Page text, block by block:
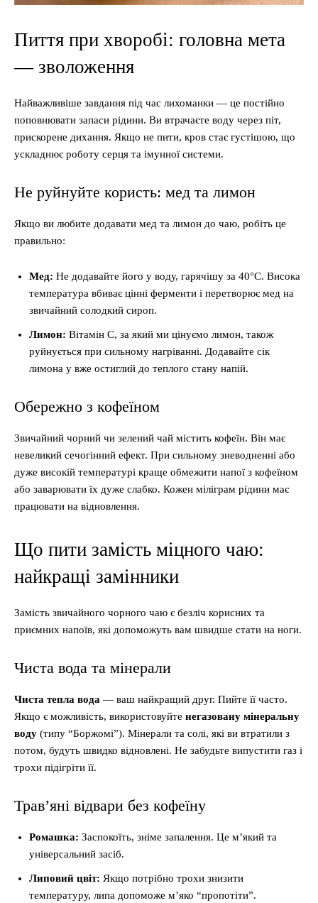
Пиття при хворобі: головна мета
— зволоження
Найважливіше завдання під час лихоманки — це постійно
поповнювати запаси рідини. Ви втрачаєте воду через піт,
прискорене дихання. Якщо не пити, кров стає густішою, що
ускладнює роботу серця та імунної системи.
Не руйнуйте користь: мед та лимон
Якщо ви любите додавати мед та лимон до чаю, робіть це
правильно:
Мед: Не додавайте його у воду, гарячішу за 40°C. Висока
температура вбиває цінні ферменти і перетворює мед на
звичайний солодкий сироп.
Лимон: Вітамін С, за який ми цінуємо лимон, також
руйнується при сильному нагріванні. Додавайте сік
лимона у вже остиглий до теплого стану напій.
Обережно з кофеїном
Звичайний чорний чи зелений чай містить кофеїн. Він має
невеликий сечогінний ефект. При сильному зневодненні або
дуже високій температурі краще обмежити напої з кофеїном
або заварювати їх дуже слабко. Кожен міліграм рідини має
працювати на відновлення.
Що пити замість міцного чаю:
найкращі замінники
Замість звичайного чорного чаю є безліч корисних та
приємних напоїв, які допоможуть вам швидше стати на ноги.
Чиста вода та мінерали
Чиста тепла вода — ваш найкращий друг. Пийте її часто.
Якщо є можливість, використовуйте негазовану мінеральну
воду (типу “Боржомі”). Мінерали та солі, які ви втратили з
потом, будуть швидко відновлені. Не забудьте випустити газ і
трохи підігріти її.
Трав’яні відвари без кофеїну
Ромашка: Заспокоїть, зніме запалення. Це м’який та
універсальний засіб.
Липовий цвіт: Якщо потрібно трохи знизити
температуру, липа допоможе м’яко “пропотіти”.